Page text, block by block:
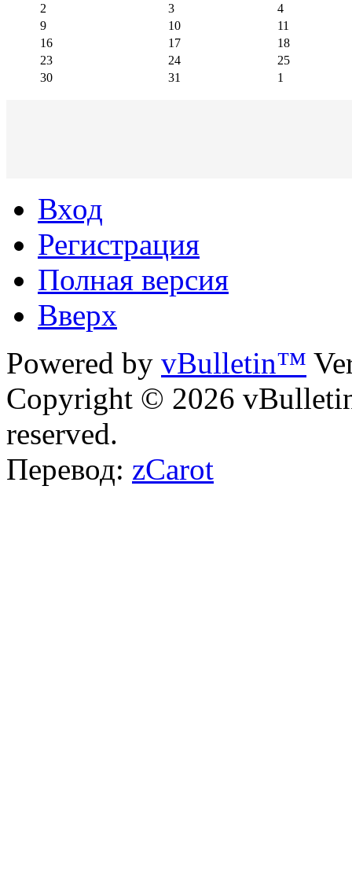
2
3
4
9
10
11
16
17
18
23
24
25
30
31 1
Вход
Регистрация
Полная версия
Вверх
Powered by vBulletin™
Copyright © 2026
reserved.
Перевод: zCarot